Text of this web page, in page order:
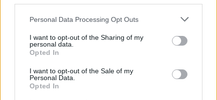
Personal Data Processing Opt Outs
I want to opt-out of the Sharing of my
personal data.
Opted In
I want to opt-out of the Sale of my
Personal Data.
Opted In
można znaleźć w dorobku choćby Adama
Mickiewicza czy Juliusza Słowackiego.
Motyw wspomnień w innych
utworach